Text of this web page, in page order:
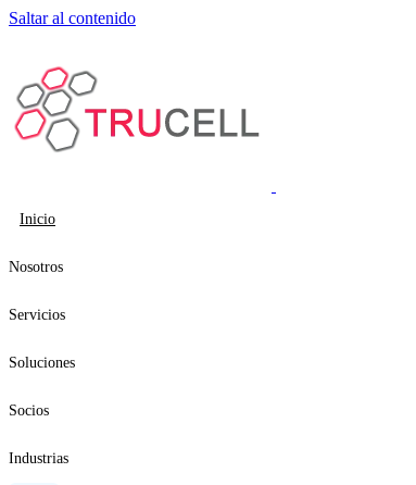
Saltar al contenido
Inicio
Nosotros
Servicios
Soluciones
Socios
Industrias